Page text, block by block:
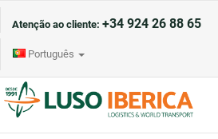
Atenção ao cliente: +34 924 26 88 65
Português